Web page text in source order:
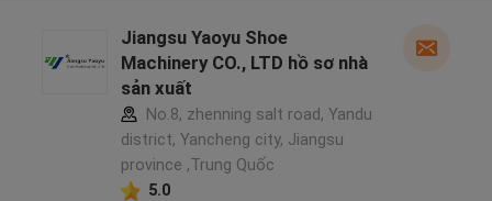
Jiangsu Yaoyu Shoe
Machinery CO., LTD hồ sơ nhà
sản xuất
No.8, zhenning salt road, Yandu
district, Yancheng city, Jiangsu
province ,Trung Quốc
5.0